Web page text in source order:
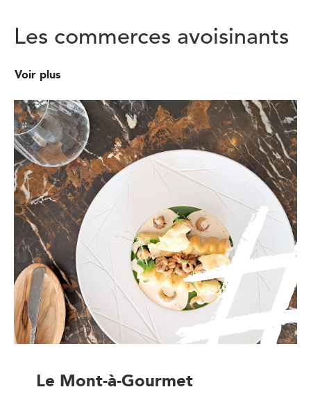
Les commerces avoisinants
Voir plus
Le Mont-à-Gourmet